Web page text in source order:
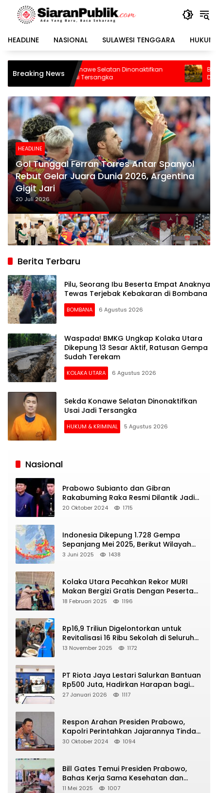
Langsung
konten
HEADLINE
NASIONAL SULAWESI TENGGARA HUKUM
Breaking News
Selatan Dinonaktifkan
Budaya Membaca di Kolaka
Didorong Lewat Lapak Baca
HEADLINE
Gol Tunggal Ferran Torres Antar Spanyol
Rebut Gelar Juara Dunia 2026, Argentina
Gigit Jari
20 Juli 2026
Berita Terbaru
Pilu, Seorang Ibu Beserta Empat Anaknya
Tewas Terjebak Kebakaran di Bombana
BOMBANA 6 Agustus 2026
Waspada! BMKG Ungkap Kolaka Utara
Dikepung 13 Sesar Aktif, Ratusan Gempa
Sudah Terekam
KOLAKA UTARA 6 Agustus 2026
Sekda Konawe Selatan Dinonaktifkan
Usai Jadi Tersangka
HUKUM & KRIMINAL 5 Agustus 2026
Siaran
Nasional
Prabowo Subianto dan Gibran
Rakabuming Raka Resmi Dilantik Jadi
Presiden dan Wapres RI
20 Oktober 2024 1715
Indonesia Dikepung 1.728 Gempa
Sepanjang Mei 2025, Berikut Wilayah
Yang Intens Diguncang!
3 Juni 2025 1438
Kolaka Utara Pecahkan Rekor MURI
Makan Bergizi Gratis Dengan Peserta
Terbanyak
18 Februari 2025 1196
Rp16,9 Triliun Digelontorkan untuk
Revitalisasi 16 Ribu Sekolah di Seluruh
Indonesia
13 November 2025 1172
PT Riota Jaya Lestari Salurkan Bantuan
Rp500 Juta, Hadirkan Harapan bagi
Korban Bencana di Sumatera
27 Januari 2026 1117
Respon Arahan Presiden Prabowo,
Kapolri Perintahkan Jajarannya Tindak
Tegas Pelaku Judi Online
30 Oktober 2024 1094
Bill Gates Temui Presiden Prabowo,
Bahas Kerja Sama Kesehatan dan
Program Makan Bergizi Gratis
11 Mei 2025 1007